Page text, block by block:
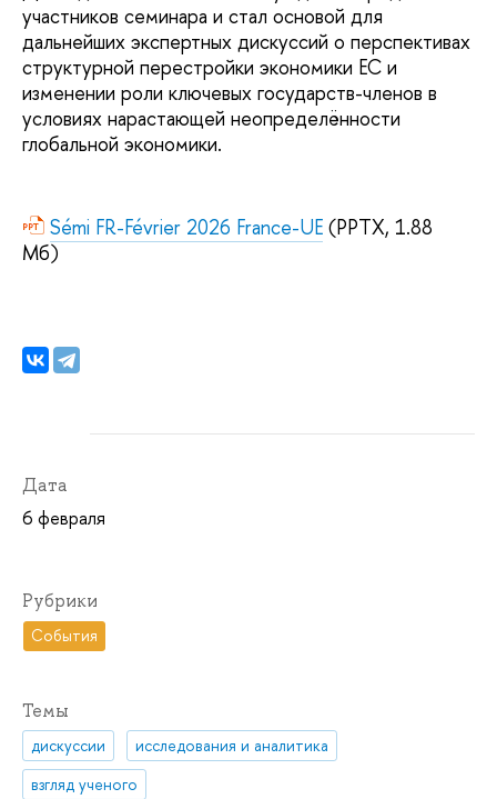
участников семинара и стал основой для
дальнейших экспертных дискуссий о перспективах
структурной перестройки экономики ЕС и
изменении роли ключевых государств-членов в
условиях нарастающей неопределённости
глобальной экономики.
Sémi FR-Février 2026 France-UE (PPTX, 1.88
Мб)
Дата
6 февраля
Рубрики
События
Темы
дискуссии
исследования и аналитика
взгляд ученого